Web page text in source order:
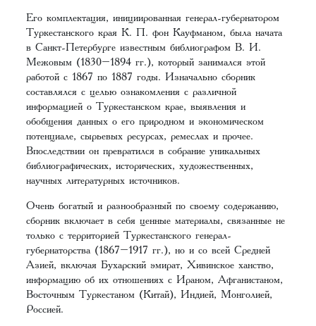
Его комплектация, инициированная генерал-губернатором
Туркестанского края К. П. фон Кауфманом, была начата
в Санкт-Петербурге известным библиографом В. И.
Межовым (1830–1894 гг.), который занимался этой
работой с 1867 по 1887 годы. Изначально сборник
составлялся с целью ознакомления с различной
информацией о Туркестанском крае, выявления и
обобщения данных о его природном и экономическом
потенциале, сырьевых ресурсах, ремеслах и прочее.
Впоследствии он превратился в собрание уникальных
библиографических, исторических, художественных,
научных литературных источников.
Очень богатый и разнообразный по своему содержанию,
сборник включает в себя ценные материалы, связанные не
только с территорией Туркестанского генерал-
губернаторства (1867–1917 гг.), но и со всей Средней
Азией, включая Бухарский эмират, Хивинское ханство,
информацию об их отношениях с Ираном, Афганистаном,
Восточным Туркестаном (Китай), Индией, Монголией,
Россией.